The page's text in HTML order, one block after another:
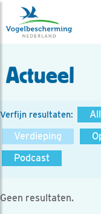
Actueel
Verfijn resultaten:
Verdieping
Podcast
Geen resultaten.